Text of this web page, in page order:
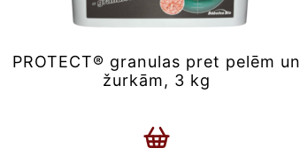
PROTECT® granulas pret pelēm un
žurkām, 3 kg